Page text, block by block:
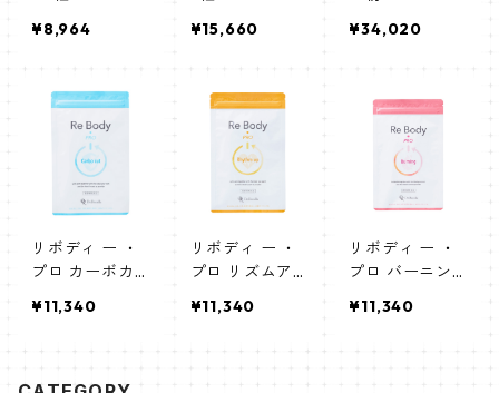
¥8,964
¥15,660
¥34,020
リボディ ー ・
プロ カーボカ
¥11,340
リボディ ー ・
プロ リズムア
¥11,340
リボディ ー ・
プロ バーニン
¥11,340